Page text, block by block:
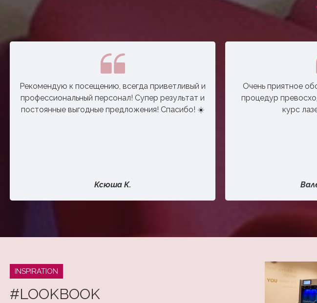
Рекомендую к посещению, всегда приветливый и
профессиональный персонал! Супер результат и
постоянные выгодные предложения! Спасибо! ☀️
Ксюша К.
Очень приятное
процедур
курс
INSPIRATION
#LOOKBOOK